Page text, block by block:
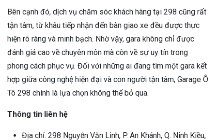
Bên cạnh đó, dịch vụ chăm sóc khách hàng tại 298 cũng rất
tận tâm, từ khâu tiếp nhận đến bàn giao xe đều được thực
hiện rõ ràng và minh bạch. Nhờ vậy, gara không chỉ được
đánh giá cao về chuyên môn mà còn về sự uy tín trong
phong cách phục vụ. Đối với những ai đang tìm một gara kết
hợp giữa công nghệ hiện đại và con người tận tâm, Garage Ô
Tô 298 chính là lựa chọn không thể bỏ qua.
Thông tin liên hệ
Địa chỉ: 298 Nguyễn Văn Linh, P. An Khánh, Q. Ninh Kiều,